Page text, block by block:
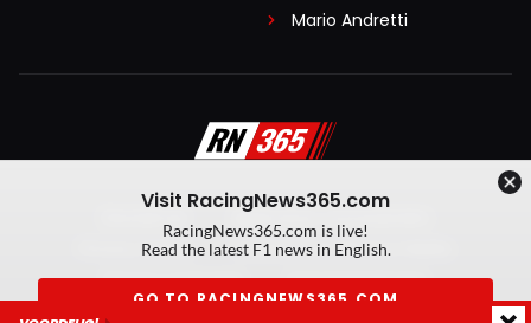
Mario Andretti
Algemene voorwaarden
Privacy Policy
Created by On Your Marks
Privacy manager
Kansspeluitingen
Visit RacingNews365.com
RacingNews365.com is live!
Read the latest F1 news in English.
GO TO RACINGNEWS365.COM